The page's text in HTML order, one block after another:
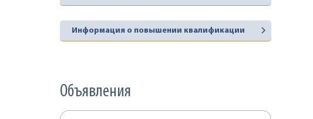
Информация о повышении квалификации
Объявления